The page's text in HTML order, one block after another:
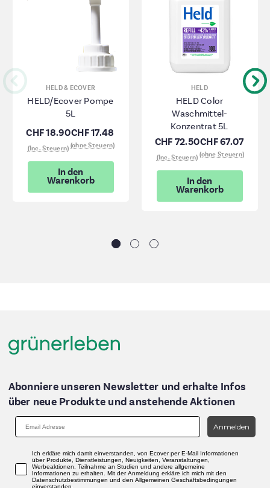
HELD & ECOVER
HELD/Ecover Pompe
5L
CHF 18.90
(Inc. Steuern)
CHF 17.48
(ohne Steuern)
In den
Warenkorb
HELD
HELD Color
Waschmittel-
Konzentrat 5L
CHF 72.50
(Inc. Steuern)
CHF 67.07
(ohne Steuern)
In den
Warenkorb
Abonniere unseren Newsletter und erhalte Infos
über neue Produkte und anstehende Aktionen
Anmelden
Ich erkläre mich damit einverstanden, von Ecover per E-Mail Informationen
über Produkte, Dienstleistungen, Neuigkeiten, Veranstaltungen,
Werbeaktionen, Teilnahme an Studien und andere allgemeine
Informationen zu erhalten. Mit der Anmeldung erkläre ich mich mit den
Datenschutzbestimmungen und den Allgemeinen Geschäftsbedingungen
einverstanden.